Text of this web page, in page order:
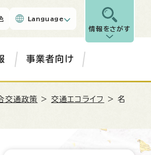
Language
情報をさがす
事業者向け
交通政策 > 交通エコライフ
> 名